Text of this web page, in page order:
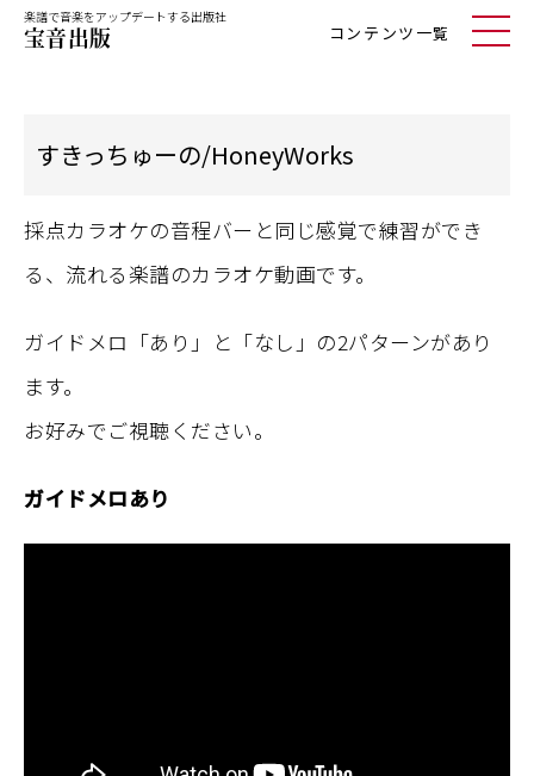
楽譜で音楽をアップデートする出版社
コンテンツ一覧
すきっちゅーの/HoneyWorks
採点カラオケの音程バーと同じ感覚で練習ができ
る、流れる楽譜のカラオケ動画です。
ガイドメロ「あり」と「なし」の2パターンがあり
ます。
お好みでご視聴ください。
ガイドメロあり